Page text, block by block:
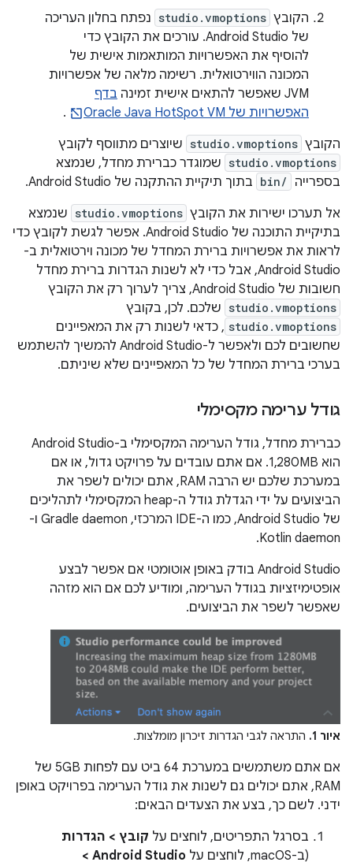
הקובץ studio.vmoptions נפתח בחלון העריכה
של Android Studio. עורכים את הקובץ כדי
להוסיף את האפשרויות המותאמות אישית של
המכונה הווירטואלית. רשימה מלאה של אפשרויות
JVM שאפשר להתאים אישית זמינה
בדף
האפשרויות של Oracle Java HotSpot VM
.
הקובץ studio.vmoptions שיוצרים מתווסף לקובץ
studio.vmoptions שמוגדר כברירת מחדל, שנמצא
בספרייה
bin/ בתוך תיקיית ההתקנה של Android Studio.
אל תערכו ישירות את הקובץ studio.vmoptions שנמצא
בתיקיית התוכנה של Android Studio. אפשר לגשת לקובץ כדי
לראות את אפשרויות ברירת המחדל של מכונה וירטואלית ב-
Android Studio, אבל כדי לא לשנות הגדרות ברירת מחדל
חשובות של Android Studio, צריך לערוך רק את הקובץ
studio.vmoptions שלכם. לכן, בקובץ
studio.vmoptions , כדאי לשנות רק את המאפיינים
שחשובים לכם ולאפשר ל-Android Studio להמשיך להשתמש
בערכי ברירת המחדל של כל המאפיינים שלא שיניתם.
גודל ערימה מקסימלי
כברירת מחדל, גודל הערימה המקסימלי ב-Android Studio
הוא 1,280MB. אם אתם עובדים על פרויקט גדול, או אם
במערכת שלכם יש הרבה RAM, אתם יכולים לשפר את
הביצועים על ידי הגדלת גודל ה-heap המקסימלי לתהליכים
של Android Studio, כמו ה-IDE המרכזי, Gradle daemon ו-
Kotlin daemon.
‫Android Studio בודק באופן אוטומטי אם אפשר לבצע
אופטימיזציות בגודל הערימה, ומודיע לכם אם הוא מזהה
שאפשר לשפר את הביצועים.
איור 1. התראה לגבי הגדרות זיכרון מומלצות.
אם אתם משתמשים במערכת 64 ביט עם לפחות 5GB של
RAM, אתם יכולים גם לשנות את גודל הערימה בפרויקט באופן
ידני. לשם כך, בצע את הצעדים הבאים:
בסרגל התפריטים, לוחצים על קובץ > הגדרות
(ב-macOS, לוחצים על
Android Studio >